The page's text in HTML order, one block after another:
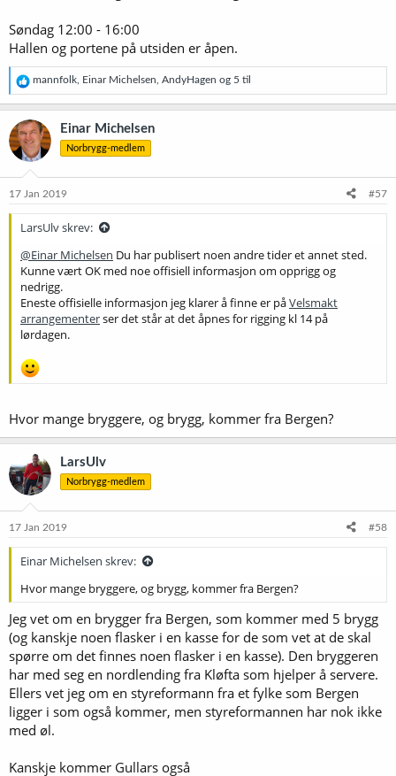
Søndag 12:00 - 16:00
Hallen og portene på utsiden er åpen.
R
e
a
k
s
j
o
e
mannfolk Einar Michelsen AndyHagen og 5 til
Einar Michelsen
Norbrygg-medlem
17 Jan 2019 #57
LarsUlv skrev:
@Einar Michelsen Du har publisert noen andre tider et annet sted.
Kunne vært OK med noe offisiell informasjon om opprigg og
nedrigg.
Eneste offisielle informasjon jeg klarer å finne er påVelsmakt
arrangementerser det står at det åpnes for rigging kl 14 på
lørdagen.
Hvor mange bryggere, og brygg, kommer fra Bergen?
LarsUlv
Norbrygg-medlem
17 Jan 2019 #58
Einar Michelsen skrev:
Hvor mange bryggere, og brygg, kommer fra Bergen?
Jeg vet om en brygger fra Bergen, som kommer med 5 brygg
(og kanskje noen flasker i en kasse for de som vet at de skal
spørre om det finnes noen flasker i en kasse). Den bryggeren
har med seg en nordlending fra Kløfta som hjelper å servere.
Ellers vet jeg om en styreformann fra et fylke som Bergen
ligger i som også kommer, men styreformannen har nok ikke
med øl.
Kanskje kommer Gullars også